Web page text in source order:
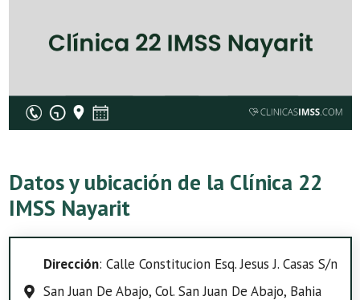
Datos y ubicación de la Clínica 22
IMSS Nayarit
Dirección: Calle Constitucion Esq. Jesus J. Casas S/n
San Juan De Abajo, Col. San Juan De Abajo, Bahia